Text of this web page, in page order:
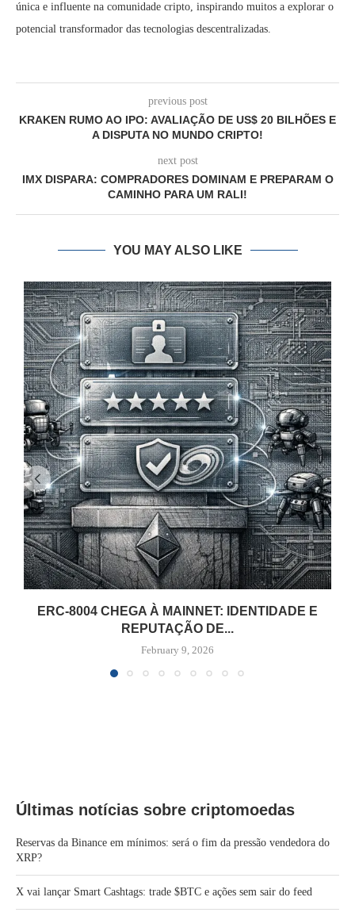
única e influente na comunidade cripto, inspirando muitos a explorar o
potencial transformador das tecnologias descentralizadas.
previous post
KRAKEN RUMO AO IPO: AVALIAÇÃO DE US$ 20 BILHÕES E
A DISPUTA NO MUNDO CRIPTO!
next post
IMX DISPARA: COMPRADORES DOMINAM E PREPARAM O
CAMINHO PARA UM RALI!
YOU MAY ALSO LIKE
ERC-8004 CHEGA À MAINNET: IDENTIDADE E
REPUTAÇÃO DE...
February 9, 2026
Últimas notícias sobre criptomoedas
Reservas da Binance em mínimos: será o fim da pressão vendedora do
XRP?
X vai lançar Smart Cashtags: trade $BTC e ações sem sair do feed